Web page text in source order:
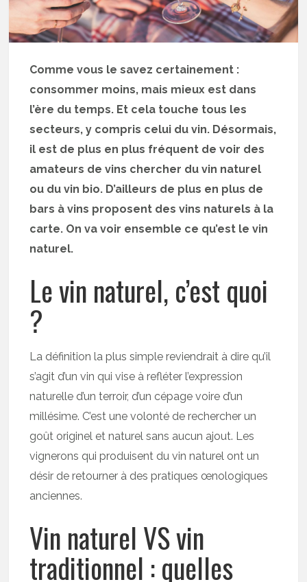
Comme vous le savez certainement :
consommer moins, mais mieux est dans
l’ère du temps. Et cela touche tous les
secteurs, y compris celui du vin. Désormais,
il est de plus en plus fréquent de voir des
amateurs de vins chercher du vin naturel
ou du vin bio. D’ailleurs de plus en plus de
bars à vins proposent des vins naturels à la
carte. On va voir ensemble ce qu’est le vin
naturel.
Le vin naturel, c’est quoi
?
La définition la plus simple reviendrait à dire qu’il
s’agit d’un vin qui vise à refléter l’expression
naturelle d’un terroir, d’un cépage voire d’un
millésime. C’est une volonté de rechercher un
goût originel et naturel sans aucun ajout. Les
vignerons qui produisent du vin naturel ont un
désir de retourner à des pratiques œnologiques
anciennes.
Vin naturel VS vin
traditionnel : quelles